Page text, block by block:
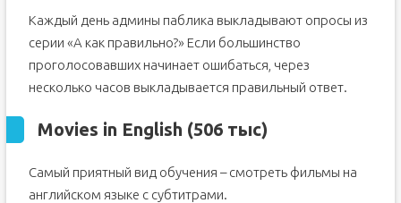
Каждый день админы паблика выкладывают опросы из
серии «А как правильно?» Если большинство
проголосовавших начинает ошибаться, через
несколько часов выкладывается правильный ответ.
Movies in English (506 тыс)
Самый приятный вид обучения – смотреть фильмы на
английском языке с субтитрами.